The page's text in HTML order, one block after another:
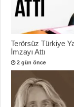
Terörsüz Türkiye
İmzayı Attı
2 gün önce